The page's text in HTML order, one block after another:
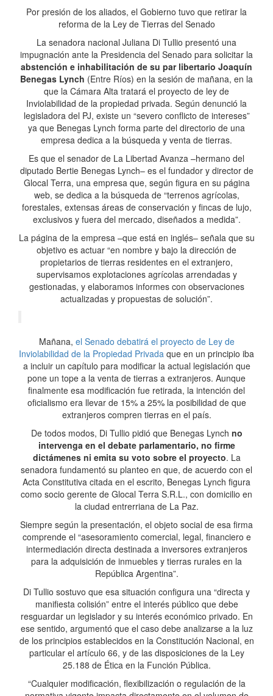
Por presión de los aliados, el Gobierno tuvo que retirar la
reforma de la Ley de Tierras del Senado
La senadora nacional Juliana Di Tullio presentó una
impugnación ante la Presidencia del Senado para solicitar la
abstención e inhabilitación de su par libertario Joaquín
Benegas Lynch (Entre Ríos) en la sesión de mañana, en la
que la Cámara Alta tratará el proyecto de ley de
Inviolabilidad de la propiedad privada. Según denunció la
legisladora del PJ, existe un “severo conflicto de intereses”
ya que Benegas Lynch forma parte del directorio de una
empresa dedica a la búsqueda y venta de tierras.
Es que el senador de La Libertad Avanza –hermano del
diputado Bertie Benegas Lynch– es el fundador y director de
Glocal Terra, una empresa que, según figura en su página
web, se dedica a la búsqueda de “terrenos agrícolas,
forestales, extensas áreas de conservación y fincas de lujo,
exclusivos y fuera del mercado, diseñados a medida”.
La página de la empresa –que está en inglés– señala que su
objetivo es actuar “en nombre y bajo la dirección de
propietarios de tierras residentes en el extranjero,
supervisamos explotaciones agrícolas arrendadas y
gestionadas, y elaboramos informes con observaciones
actualizadas y propuestas de solución”.
Mañana, el Senado debatirá el proyecto de Ley de
Inviolabilidad de la Propiedad Privada que en un principio iba
a incluir un capítulo para modificar la actual legislación que
pone un tope a la venta de tierras a extranjeros. Aunque
finalmente esa modificación fue retirada, la intención del
oficialismo era llevar de 15% a 25% la posibilidad de que
extranjeros compren tierras en el país.
De todos modos, Di Tullio pidió que Benegas Lynch no
intervenga en el debate parlamentario, no firme
dictámenes ni emita su voto sobre el proyecto. La
senadora fundamentó su planteo en que, de acuerdo con el
Acta Constitutiva citada en el escrito, Benegas Lynch figura
como socio gerente de Glocal Terra S.R.L., con domicilio en
la ciudad entrerriana de La Paz.
Siempre según la presentación, el objeto social de esa firma
comprende el “asesoramiento comercial, legal, financiero e
intermediación directa destinada a inversores extranjeros
para la adquisición de inmuebles y tierras rurales en la
República Argentina”.
Di Tullio sostuvo que esa situación configura una “directa y
manifiesta colisión” entre el interés público que debe
resguardar un legislador y su interés económico privado. En
ese sentido, argumentó que el caso debe analizarse a la luz
de los principios establecidos en la Constitución Nacional, en
particular el artículo 66, y de las disposiciones de la Ley
25.188 de Ética en la Función Pública.
“Cualquier modificación, flexibilización o regulación de la